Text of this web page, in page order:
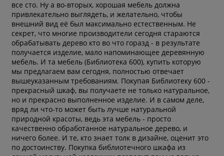
все сто. Ну а во-вторых, хорошая мебель должна
привлекательно выглядеть, и желательно, чтобы
внешний вид её был максимально естественным. Не
секрет, что многие производители сегодня стараются
обрабатывать дерево кто во что горазд - в результате
получается изделие, мало напоминающее деревянную
мебель. И та мебель (Библиотека 600), купить которую
мы предлагаем вам сегодня, полностью отвечает
вышеуказанным требованиям. Покупая Библиотеку 600 -
прекрасный шкаф, вы получаете не только натуральное,
но и прекрасно выполненное изделие. И в самом деле,
вряд ли что-то может быть лучше натуральной
природной красоты, ведь эта мебель - просто
качественно обработанное натуральное дерево, и
ничего более. И те, кто знает толк в дизайне, оценит это
по достоинству. Покупка библиотечного шкафа из